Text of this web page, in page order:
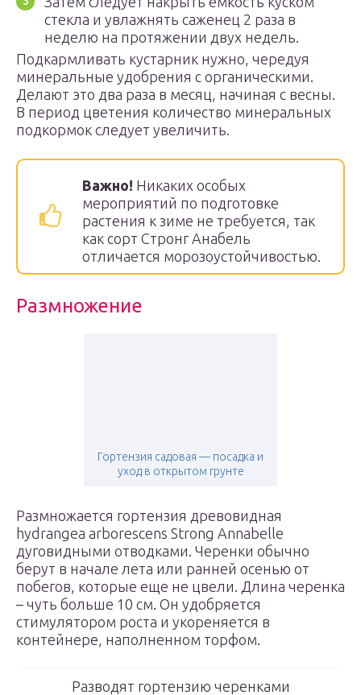
стекла и увлажнять саженец 2 раза в
неделю на протяжении двух недель.
Подкармливать кустарник нужно, чередуя
минеральные удобрения с органическими.
Делают это два раза в месяц, начиная с весны.
В период цветения количество минеральных
подкормок следует увеличить.
Важно! Никаких особых
мероприятий по подготовке
растения к зиме не требуется, так
как сорт Стронг Анабель
отличается морозоустойчивостью.
Размножение
Гортензия садовая — посадка и
уход в открытом грунте
Размножается гортензия древовидная
hydrangea arborescens Strong Annabelle
дуговидными отводками. Черенки обычно
берут в начале лета или ранней осенью от
побегов, которые еще не цвели. Длина черенка
– чуть больше 10 см. Он удобряется
стимулятором роста и укореняется в
контейнере, наполненном торфом.
Разводят гортензию черенками